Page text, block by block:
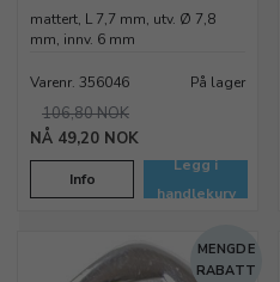
mattert, L 7,7 mm, utv. Ø 7,8
mm, innv. 6 mm
Varenr. 356046 På lager
49,20 NOK
106,80 NOK
Info
Legg i
handlekurv
MENGDE
RABATT